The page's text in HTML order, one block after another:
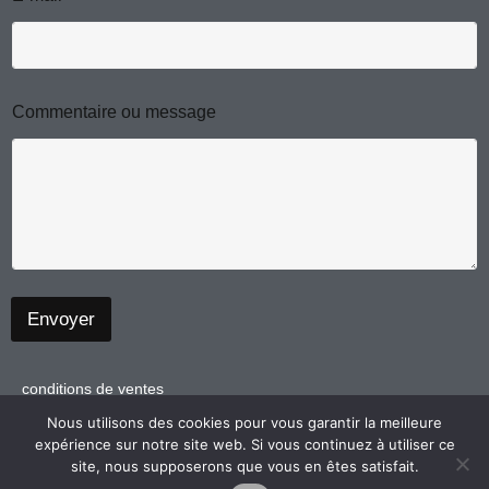
m
*
Commentaire ou message
Envoyer
conditions de ventes
politique de confidentialité
mentions légales
Nous utilisons des cookies pour vous garantir la meilleure
expérience sur notre site web. Si vous continuez à utiliser ce
site, nous supposerons que vous en êtes satisfait.